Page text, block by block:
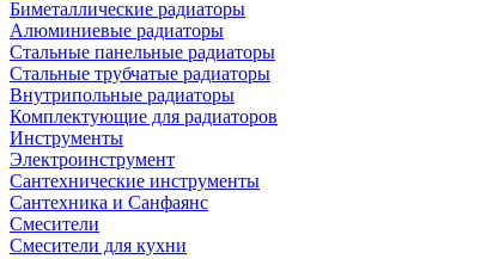
Биметаллические радиаторы
Алюминиевые радиаторы
Стальные панельные радиаторы
Стальные трубчатые радиаторы
Внутрипольные радиаторы
Комплектующие для радиаторов
Инструменты
Электроинструмент
Сантехнические инструменты
Сантехника и Санфаянс
Смесители
Смесители для кухни